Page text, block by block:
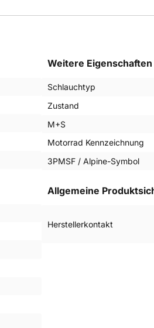
Weitere Eigenschaften
Schlauchtyp
Zustand
M+S
Motorrad Kennzeichnung
3PMSF / Alpine-Symbol
Allgemeine
Herstellerkontakt